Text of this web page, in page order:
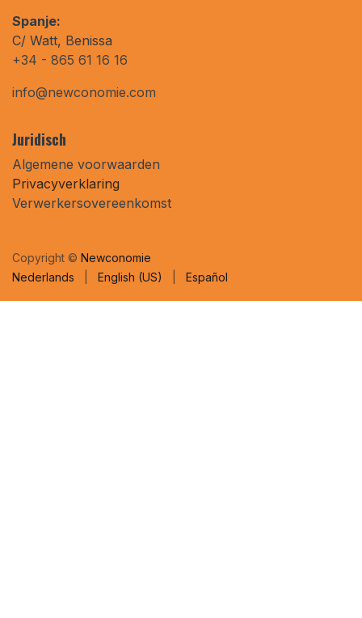
Spanje:
C/ Watt, Benissa
+34 - 865 61 16 16
info@newconomie.com
Juridisch
Algemene voorwaarden
Privacyverklaring
Verwerkersovereenkomst
Copyright © Newconomie
Nederlands
English (US) Español